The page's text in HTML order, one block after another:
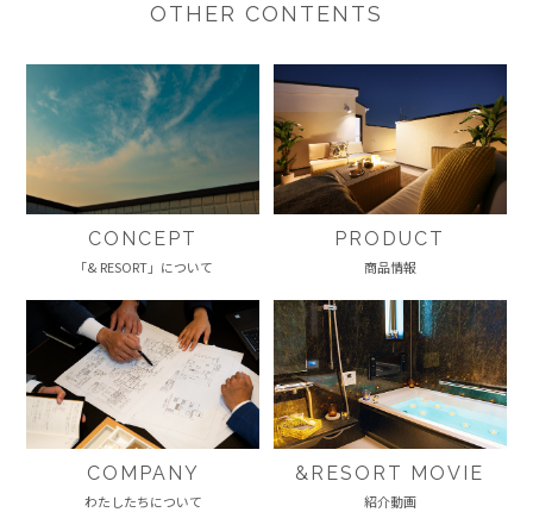
OTHER CONTENTS
CONCEPT
「& RESORT」について
PRODUCT
商品情報
COMPANY
わたしたちについて
&RESORT MOVIE
紹介動画